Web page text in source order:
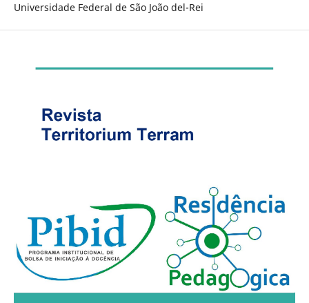
Universidade Federal de São João del-Rei